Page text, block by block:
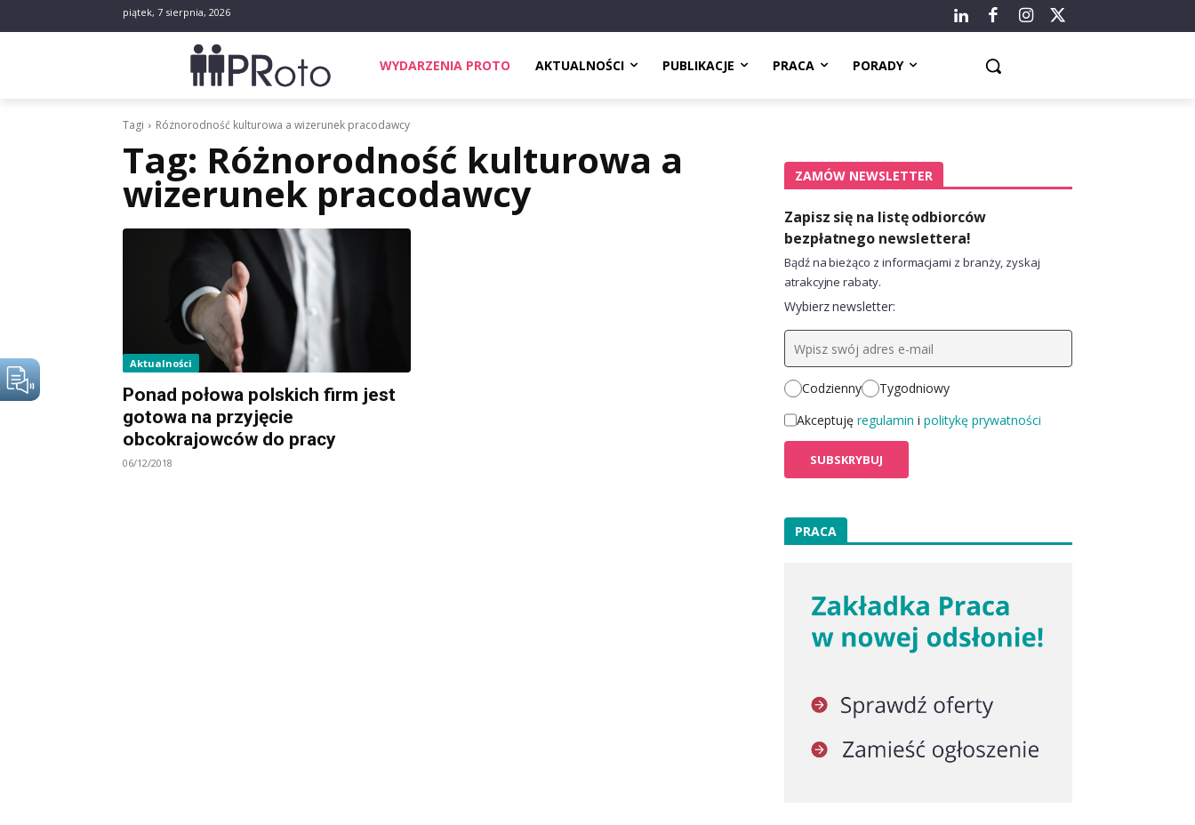
piątek, 7 sierpnia, 2026
WYDARZENIA PROTO AKTUALNOŚCI PUBLIKACJE PRACA PORADY
Tagi Różnorodność kulturowa a wizerunek pracodawcy
Tag: Różnorodność kulturowa a
wizerunek pracodawcy
Aktualności
Ponad połowa polskich firm jest
gotowa na przyjęcie
obcokrajowców do pracy
06/12/2018
ZAMÓW NEWSLETTER
Zapisz się na listę odbiorców
bezpłatnego newslettera!
Bądź na bieżąco z informacjami z branży, zyskaj
atrakcyjne rabaty.
Wybierz newsletter:
Codzienny
Tygodniowy
Akceptuję regulamin i politykę prywatności
PRACA